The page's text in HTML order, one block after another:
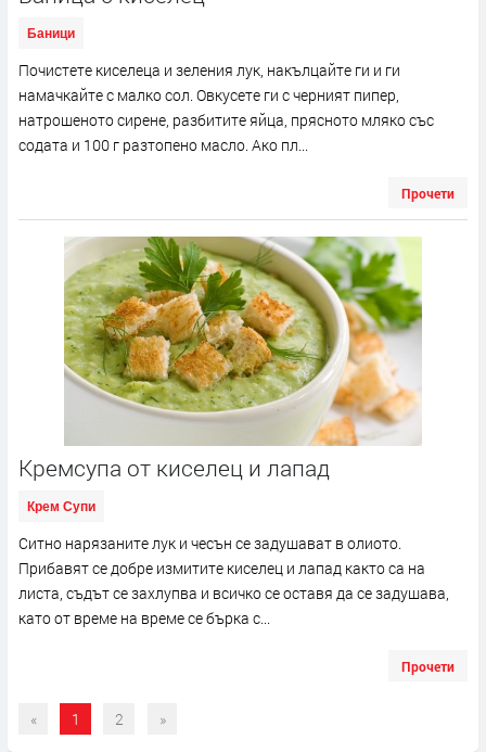
Баници
Почистете киселеца и зеления лук, накълцайте ги и ги
намачкайте с малко сол. Овкусете ги с черният пипер,
натрошеното сирене, разбитите яйца, прясното мляко със
содата и 100 г разтопено масло. Ако пл...
Прочети
Кремсупа от киселец и лапад
Крем Супи
Ситно нарязаните лук и чесън се задушават в олиото.
Прибавят се добре измитите киселец и лапад както са на
листа, съдът се захлупва и всичко се оставя да се задушава,
като от време на време се бърка с...
Прочети
« 1 2 »